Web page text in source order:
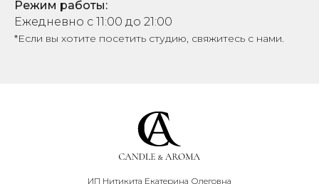
Режим работы:
Ежедневно с 11:00 до 21:00
*Если вы хотите посетить студию, свяжитесь с нами.
ИП Нитикита Екатерина Олеговна